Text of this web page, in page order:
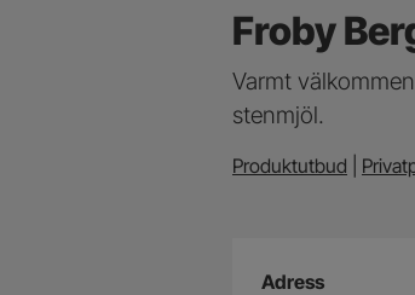
här:
Froby
Varmt
stenmjöl.
Produktutbud
Adress